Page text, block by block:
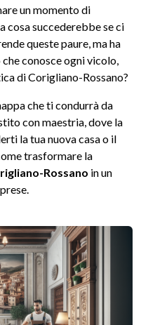
un momento di
cosa succederebbe se ci
queste paure, ma ha
conosce ogni vicolo,
di Corigliano-Rossano?
che ti condurrà da
con maestria, dove la
la tua nuova casa o il
trasformare la
Rossano in un